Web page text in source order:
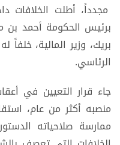
مجدداً، أطلت الخلافات
برئيس الحكومة أحمد بن
بريك، وزير المالية،
الرئاسي.
جاء قرار التعيين في
منصبه أكثر من عام،
ممارسة صلاحياته